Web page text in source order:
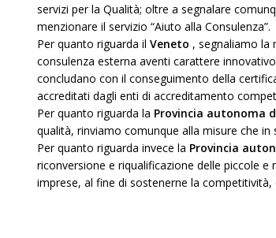
servizi per la Qualità; oltre a segnalare
menzionare il servizio “Aiuto alla Consulenza”.
Per quanto riguarda il Veneto , segnaliamo la
consulenza esterna aventi carattere
concludano con il conseguimento della
accreditati dagli enti di accreditamento
Per quanto riguarda la Provincia autonoma
qualità, rinviamo comunque alla misure che
Per quanto riguarda invece la Provincia
riconversione e riqualificazione delle piccole e
imprese, al fine di sostenerne la